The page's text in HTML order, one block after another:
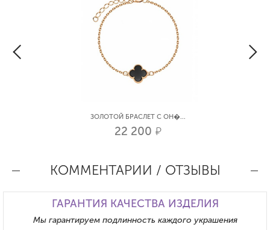
ЗОЛОТОЙ БРАСЛЕТ С ОН�...
22 200 р.
КОММЕНТАРИИ / ОТЗЫВЫ
ГАРАНТИЯ КАЧЕСТВА ИЗДЕЛИЯ
Мы гарантируем подлинность каждого украшения